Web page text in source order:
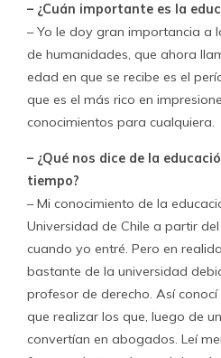
– ¿Cuán importante es la
– Yo le doy gran importancia a
de humanidades, que ahora
edad en que se recibe es el
que es el más rico en
conocimientos para cualquiera.
– ¿Qué nos dice de la
tiempo?
– Mi conocimiento de la
Universidad de Chile a partir
cuando yo entré. Pero en
bastante de la universidad
profesor de derecho. Así
que realizar los que, luego de
convertían en abogados. Leí